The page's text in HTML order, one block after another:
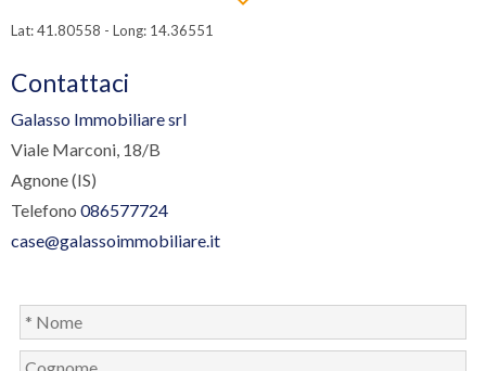
Lat: 41.80558 - Long: 14.36551
Contattaci
Galasso Immobiliare srl
Viale Marconi, 18/B
Agnone (IS)
Telefono 086577724
case@galassoimmobiliare.it